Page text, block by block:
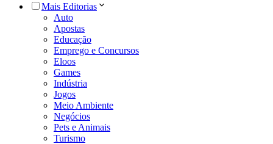
Mais Editorias
Auto
Apostas
Educação
Emprego e Concursos
Eloos
Games
Indústria
Jogos
Meio Ambiente
Negócios
Pets e Animais
Turismo